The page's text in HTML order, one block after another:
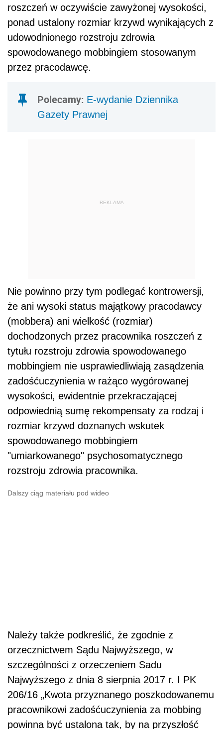
roszczeń w oczywiście zawyżonej wysokości,
ponad ustalony rozmiar krzywd wynikających z
udowodnionego rozstroju zdrowia
spowodowanego mobbingiem stosowanym
przez pracodawcę.
Polecamy: E-wydanie Dziennika
Gazety Prawnej
REKLAMA
Nie powinno przy tym podlegać kontrowersji,
że ani wysoki status majątkowy pracodawcy
(mobbera) ani wielkość (rozmiar)
dochodzonych przez pracownika roszczeń z
tytułu rozstroju zdrowia spowodowanego
mobbingiem nie usprawiedliwiają zasądzenia
zadośćuczynienia w rażąco wygórowanej
wysokości, ewidentnie przekraczającej
odpowiednią sumę rekompensaty za rodzaj i
rozmiar krzywd doznanych wskutek
spowodowanego mobbingiem
"umiarkowanego" psychosomatycznego
rozstroju zdrowia pracownika.
Dalszy ciąg materiału pod wideo
Należy także podkreślić, że zgodnie z
orzecznictwem Sądu Najwyższego, w
szczególności z orzeczeniem Sadu
Najwyższego z dnia 8 sierpnia 2017 r. I PK
206/16 „Kwota przyznanego poszkodowanemu
pracownikowi zadośćuczynienia za mobbing
powinna być ustalona tak, by na przyszłość